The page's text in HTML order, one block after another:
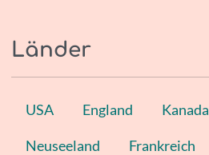
Länder
USA England Kanada
Neuseeland Frankreich